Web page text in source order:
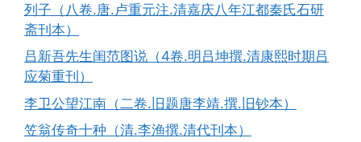
列子（八卷.唐.卢重元注.清嘉庆八年江都秦氏石研
斋刊本）
吕新吾先生闺范图说（4卷.明吕坤撰.清康熙时期吕
应菊重刊）
李卫公望江南（二卷.旧题唐李靖.撰.旧钞本）
笠翁传奇十种（清.李渔撰.清代刊本）